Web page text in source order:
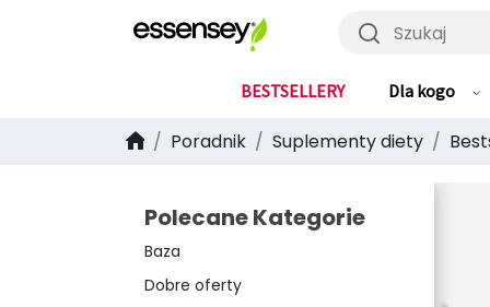
Szukaj
BESTSELLERY Dla kogo
Poradnik Suplementy diety
Polecane Kategorie
Baza
Dobre oferty